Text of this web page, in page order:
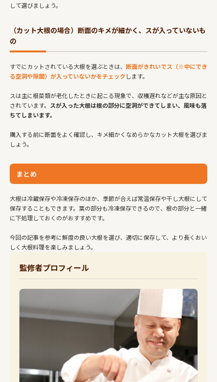
して選びましょう。
（カット大根の場合）断面のキメが細かく、スが入っていないも
の
すでにカットされている大根を選ぶときは、 断面がきれいでス（※中にでき
る空洞や隙間）が入っていないかをチェック します。
スは主に根菜類が老化したときに起こる現象で、収穫遅れなどが主な原因と
されています。 スが入った大根は根の部分に空洞ができてしまい、風味も落
ちてしまいます。
購入する前に断面をよく確認し、キメ細かくなめらかなカット大根を選びま
しょう。
まとめ
大根は冷蔵保存や冷凍保存のほか、季節が合えば常温保存や干し大根にして
保存することもできます。葉の部分も冷凍保存できるので、根の部分と一緒
に下処理しておくのがおすすめです。
今回の記事を参考に鮮度の良い大根を選び、適切に保存して、より長くおい
しく大根料理を楽しみましょう。
監修者プロフィール